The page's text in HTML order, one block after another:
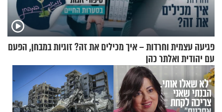
פגיעה עצמית וחרדות – איך מכילים את זה? זוגיות במבחן, הפעם
עם יהודית ואלתר כהן